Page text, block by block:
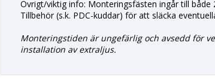
Övrigt/viktig info: Monteringsfästen ingår till
Tillbehör (s.k. PDC-kuddar) för att släcka
Monteringstiden är ungefärlig och avsedd för
installation av extraljus.